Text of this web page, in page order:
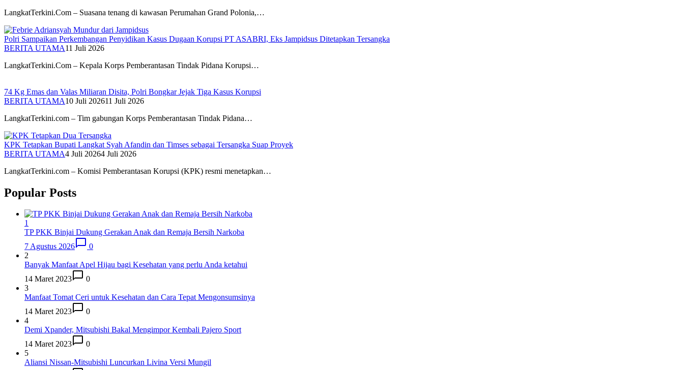
LangkatTerkini.Com – Suasana tenang di kawasan Perumahan Grand Polonia,…
Polri Sampaikan Perkembangan Penyidikan Kasus Dugaan Korupsi PT ASABRI, Eks Jampidsus Ditetapkan Tersangka
BERITA UTAMA11 Juli 2026
LangkatTerkini.Com – Kepala Korps Pemberantasan Tindak Pidana Korupsi…
74 Kg Emas dan Valas Miliaran Disita, Polri Bongkar Jejak Tiga Kasus Korupsi
BERITA UTAMA10 Juli 202611 Juli 2026
LangkatTerkini.com – Tim gabungan Korps Pemberantasan Tindak Pidana…
KPK Tetapkan Bupati Langkat Syah Afandin dan Timses sebagai Tersangka Suap Proyek
BERITA UTAMA4 Juli 20264 Juli 2026
LangkatTerkini.com – Komisi Pemberantasan Korupsi (KPK) resmi menetapkan…
Popular Posts
1
TP PKK Binjai Dukung Gerakan Anak dan Remaja Bersih Narkoba
7 Agustus 2026
0
2
Banyak Manfaat Apel Hijau bagi Kesehatan yang perlu Anda ketahui
14 Maret 2023
0
3
Manfaat Tomat Ceri untuk Kesehatan dan Cara Tepat Mengonsumsinya
14 Maret 2023
0
4
Demi Xpander, Mitsubishi Bakal Mengimpor Kembali Pajero Sport
14 Maret 2023
0
5
Aliansi Nissan-Mitsubishi Luncurkan Livina Versi Mungil